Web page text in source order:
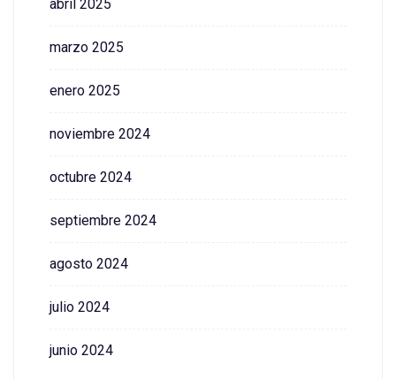
abril 2025
marzo 2025
enero 2025
noviembre 2024
octubre 2024
septiembre 2024
agosto 2024
julio 2024
junio 2024